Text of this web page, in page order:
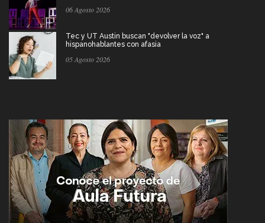
06 Agosto 2026
Tec y UT Austin buscan "devolver la voz" a
hispanohablantes con afasia
05 Agosto 2026